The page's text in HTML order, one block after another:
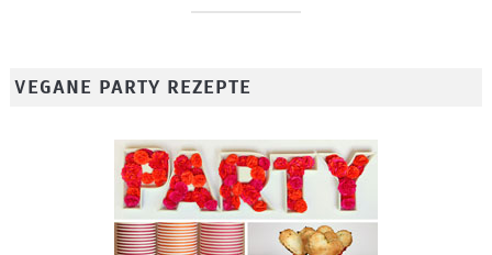
VEGANE PARTY REZEPTE